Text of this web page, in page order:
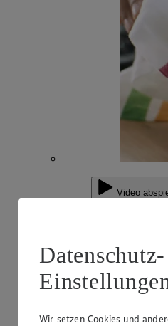
Video
Datenschutz-
Wir setzen Cookies und